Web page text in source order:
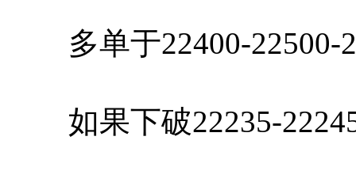
多单于22400-22500-
如果下破22235-